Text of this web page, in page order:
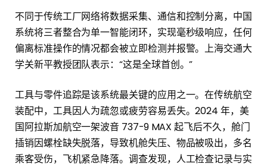
不同于传统工厂网络将数据采集、通信和控制分离，中国
系统将三者整合为单一智能闭环，实现毫秒级响应，任何
偏离标准操作的情况都会被立即检测并报警。上海交通大
学关新平教授团队表示：“这是全球首创。”
工具与零件追踪是该系统最关键的应用之一。在传统航空
装配中，工具因人为疏忽或疲劳容易丢失。2024 年，美
国阿拉斯加航空一架波音 737-9 MAX 起飞后不久，舱门
插销因螺栓缺失脱落，导致机舱失压、物品被吸出，多名
乘客受伤，飞机紧急降落。调查发现，人工检查记录与实